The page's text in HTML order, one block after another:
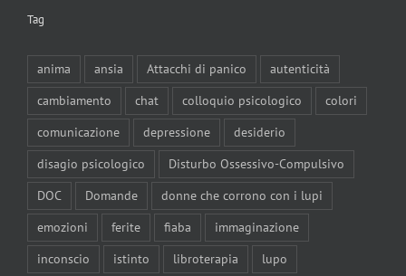
Tag
anima ansia Attacchi di panico
autenticità
cambiamento
chat colloquio psicologico
colori
comunicazione
depressione
desiderio
disagio psicologico
Disturbo Ossessivo-Compulsivo
DOC
Domande
donne che corrono con i lupi
emozioni
ferite fiaba
immaginazione
inconscio
istinto libroterapia
lupo